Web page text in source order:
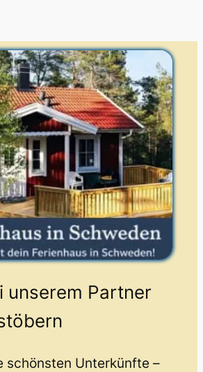
unserem Partner
schönsten Unterkünfte –